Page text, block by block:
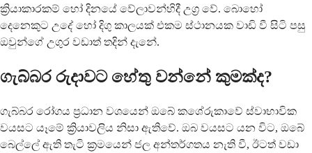
ක්‍රියාකාරකම් හෝ දිනයේ වේලාවන්හිදී උග්‍ර වේ. බොහෝ
දෙනෙකුට උදේ හෝ දිගු කාලයක් එකම ස්ථානයක වාඩි වී සිටි පසු
ඔවුන්ගේ උගුර වඩාත් තදින් දැනේ.
ගැබ්බර රුදාවට හේතු වන්නේ කුමක්ද?
ගැබ්බර රෝගය ප්‍රධාන වශයෙන් ඔබේ කශේරුකාවේ ස්වාභාවික
වයසට යෑමේ ක්‍රියාවලිය නිසා ඇතිවේ. ඔබ වයසට යන විට, ඔබේ
බෙල්ලේ ඇති තැටි ක්‍රමයෙන් ජල අන්තර්ගතය නැති වී, ඊටත් වඩා